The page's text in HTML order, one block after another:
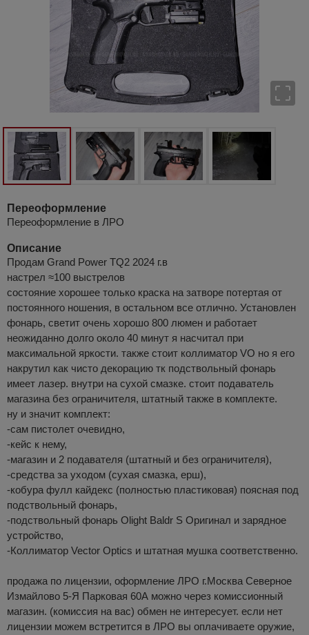
Переоформление
Переоформление в ЛРО
Описание
Продам Grand Power TQ2 2024 г.в
настрел ≈100 выстрелов
состояние хорошее только краска на затворе потертая от
постоянного ношения, в остальном все отлично. Установлен
фонарь, светит очень хорошо 800 люмен и работает
неожиданно долго около 40 минут я насчитал при
максимальной яркости. также стоит коллиматор VO но я его
накрутил как чисто декорацию тк подствольный фонарь
имеет лазер. внутри на сухой смазке. стоит подаватель
магазина без ограничителя, штатный также в комплекте.
ну и значит комплект:
-сам пистолет очевидно,
-кейс к нему,
-магазин и 2 подавателя (штатный и без ограничителя),
-средства за уходом (сухая смазка, ерш),
-кобура фулл кайдекс (полностью пластиковая) поясная под
подствольный фонарь,
-подствольный фонарь Olight Baldr S Оригинал и зарядное
устройство,
-Коллиматор Vector Optics и штатная мушка соответственно.
продажа по лицензии, оформление ЛРО г.Москва Северное
Измайлово 5-Я Парковая 60А можно через комиссионный
магазин. (комиссия на вас) обмен не интересует. если нет
лицензии можем встретится в ЛРО вы оплачиваете оружие,